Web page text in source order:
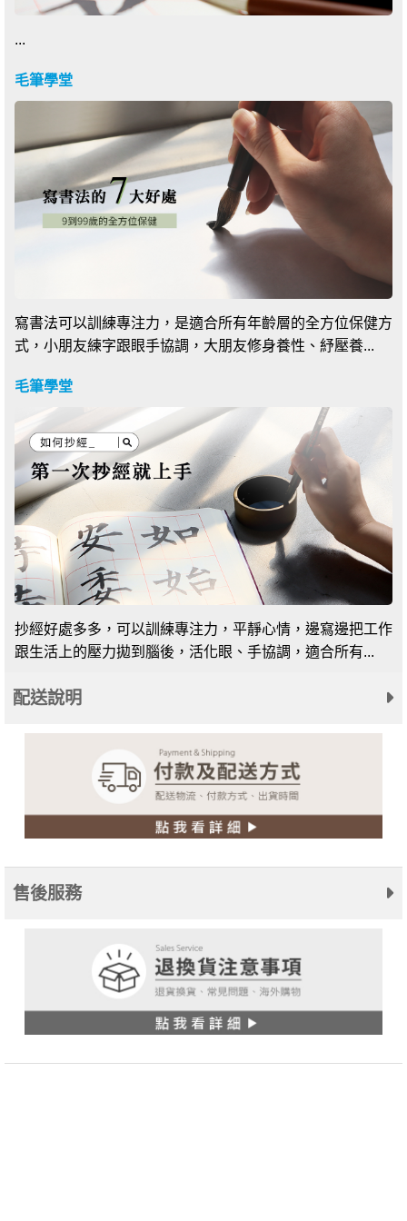
...
毛筆學堂
寫書法可以訓練專注力，是適合所有年齡層的全方位保健方
式，小朋友練字跟眼手協調，大朋友修身養性、紓壓養...
毛筆學堂
抄經好處多多，可以訓練專注力，平靜心情，邊寫邊把工作
跟生活上的壓力拋到腦後，活化眼、手協調，適合所有...
配送說明
售後服務